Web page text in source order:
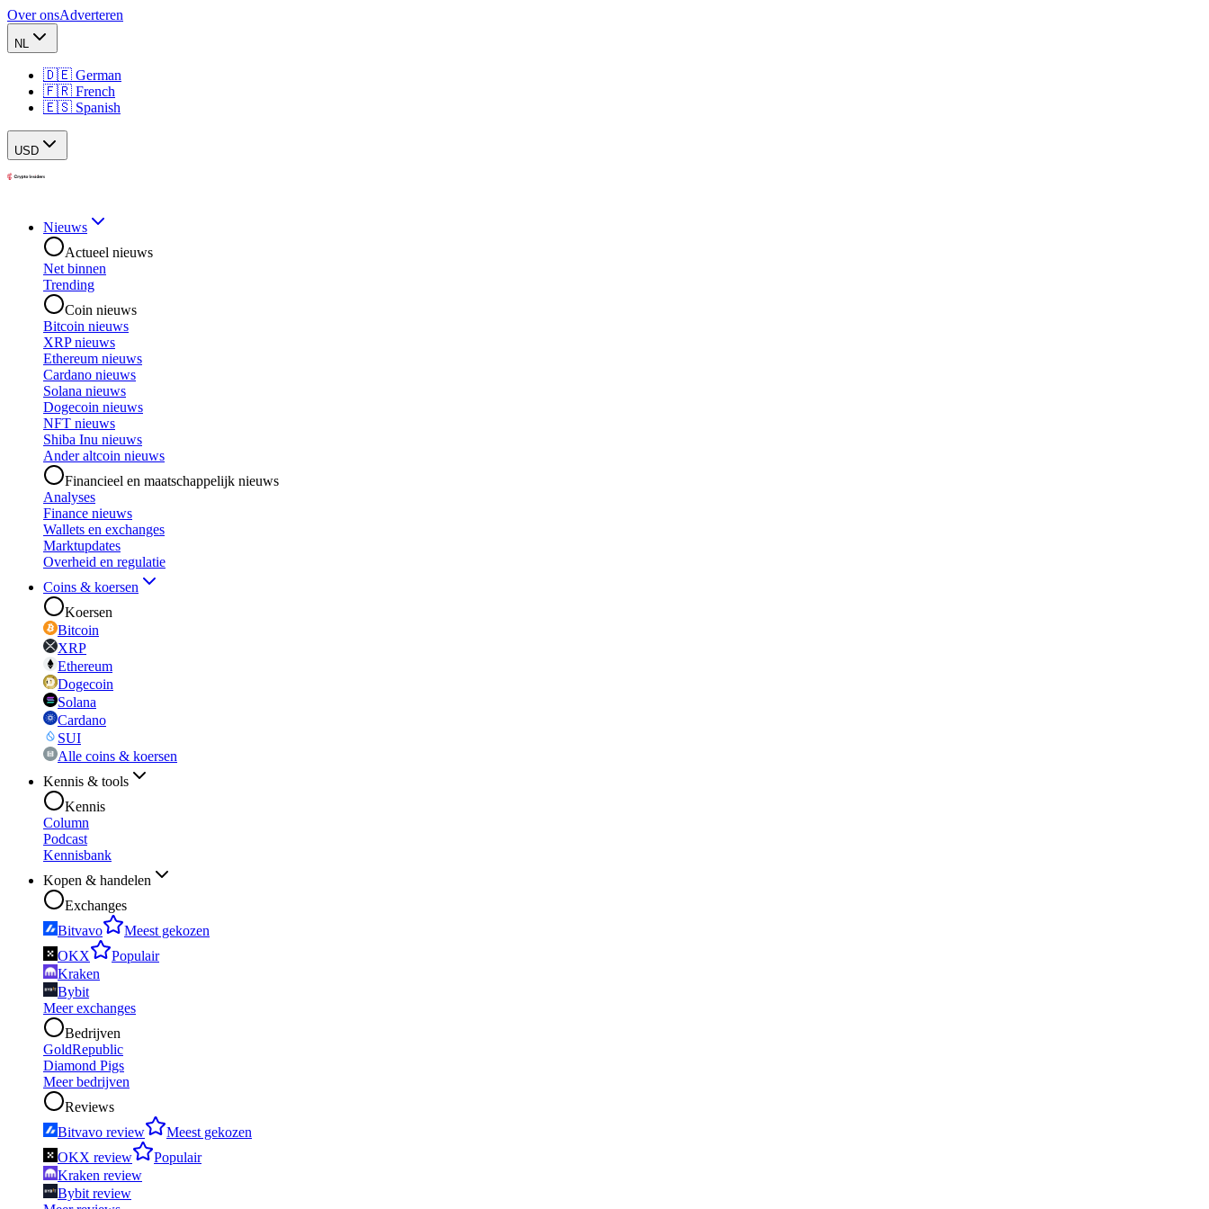
Over onsAdverteren
NL
🇩🇪 German
🇫🇷 French
🇪🇸 Spanish
USD
Nieuws
Actueel nieuws
Net binnen
Trending
Coin nieuws
Bitcoin nieuws
XRP nieuws
Ethereum nieuws
Cardano nieuws
Solana nieuws
Dogecoin nieuws
NFT nieuws
Shiba Inu nieuws
Ander altcoin nieuws
Financieel en maatschappelijk nieuws
Analyses
Finance nieuws
Wallets en exchanges
Marktupdates
Overheid en regulatie
Coins & koersen
Koersen
Bitcoin
XRP
Ethereum
Dogecoin
Solana
Cardano
SUI
Alle coins & koersen
Kennis & tools
Kennis
Column
Podcast
Kennisbank
Kopen & handelen
Exchanges
Bitvavo
Meest gekozen
OKX
Populair
Kraken
Bybit
Meer exchanges
Bedrijven
GoldRepublic
Diamond Pigs
Meer bedrijven
Reviews
Bitvavo review
Meest gekozen
OKX review
Populair
Kraken review
Bybit review